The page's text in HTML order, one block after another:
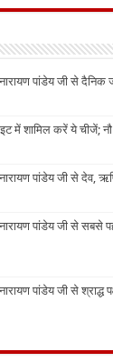
पांडेय जी से दैनिक
में शामिल करें ये चीजें;
पांडेय जी से देव,
पांडेय जी से सबसे
पांडेय जी से श्राद्ध